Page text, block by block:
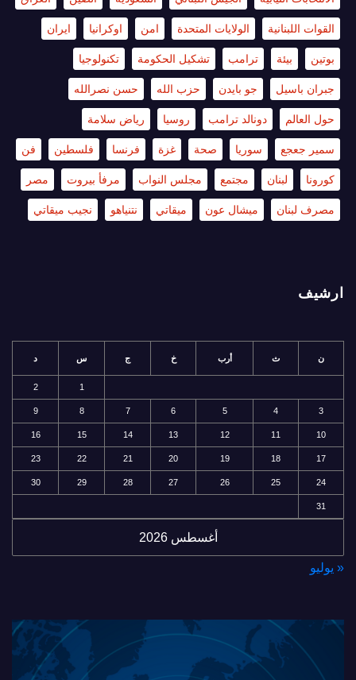
القوات اللبنانية الولايات المتحدة امن اوكرانيا ايران
بوتين بيئة ترامب تشكيل الحكومة تكنولوجيا
جبران باسيل جو بايدن حزب الله حسن نصرالله
حول العالم دونالد ترامب روسيا رياض سلامة
سمير جعجع سوريا صحة غزة فرنسا فلسطين فن
كورونا لبنان مجتمع مجلس النواب مرفأ بيروت مصر
مصرف لبنان ميشال عون ميقاتي نتنياهو نجيب ميقاتي
ارشيف
أغسطس 2026
ن ث أرب خ ج س د
1
2
3
4
5
6
7
8
9
10
11
12
13
14
15
16
17
18
19
20
21
22
23
24
25
26
27
28
29
30
31
« يوليو